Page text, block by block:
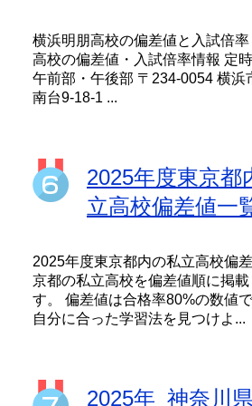
横浜明朋高校の偏差値と入試倍率
高校の偏差値・入試倍率情報 定
午前部・午後部 〒234-0054 横浜
南台9-18-1 ...
2025年度東京都
立高校偏差値一
2025年度東京都内の私立高校偏
京都の私立高校を偏差値順に掲載
す。 偏差値は合格率80%の数値
自分に合った学習法を見つけよ...
2025年_神奈川